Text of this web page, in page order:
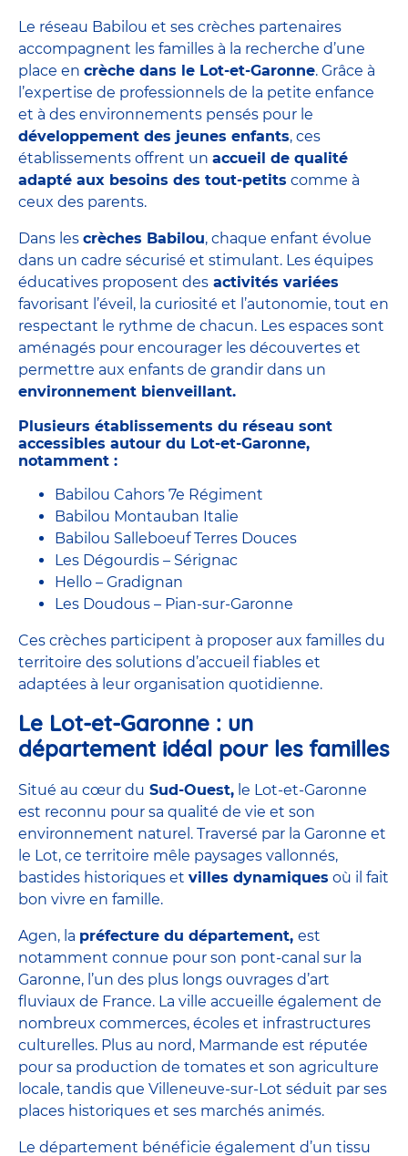
Le réseau Babilou et ses crèches partenaires
accompagnent les familles à la recherche d’une
place en crèche dans le Lot-et-Garonne. Grâce à
l’expertise de professionnels de la petite enfance
et à des environnements pensés pour le
développement des jeunes enfants, ces
établissements offrent un accueil de qualité
adapté aux besoins des tout-petits comme à
ceux des parents.
Dans les crèches Babilou, chaque enfant évolue
dans un cadre sécurisé et stimulant. Les équipes
éducatives proposent des activités variées
favorisant l’éveil, la curiosité et l’autonomie, tout en
respectant le rythme de chacun. Les espaces sont
aménagés pour encourager les découvertes et
permettre aux enfants de grandir dans un
environnement bienveillant.
Plusieurs établissements du réseau sont
accessibles autour du Lot-et-Garonne,
notamment :
Babilou Cahors 7e Régiment
Babilou Montauban Italie
Babilou Salleboeuf Terres Douces
Les Dégourdis – Sérignac
Hello – Gradignan
Les Doudous – Pian-sur-Garonne
Ces crèches participent à proposer aux familles du
territoire des solutions d’accueil fiables et
adaptées à leur organisation quotidienne.
Le Lot-et-Garonne : un
département idéal pour les familles
Situé au cœur du Sud-Ouest, le Lot-et-Garonne
est reconnu pour sa qualité de vie et son
environnement naturel. Traversé par la Garonne et
le Lot, ce territoire mêle paysages vallonnés,
bastides historiques et villes dynamiques où il fait
bon vivre en famille.
Agen, la préfecture du département, est
notamment connue pour son pont-canal sur la
Garonne, l’un des plus longs ouvrages d’art
fluviaux de France. La ville accueille également de
nombreux commerces, écoles et infrastructures
culturelles. Plus au nord, Marmande est réputée
pour sa production de tomates et son agriculture
locale, tandis que Villeneuve-sur-Lot séduit par ses
places historiques et ses marchés animés.
Le département bénéficie également d’un tissu